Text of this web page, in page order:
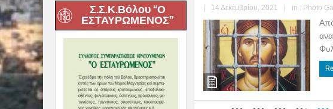
Σ.Σ.Κ.Βόλου “Ο
ΕΣΤΑΥΡΩΜΕΝΟΣ”
14 Δεκεμβρίου, 2021 in : Photo